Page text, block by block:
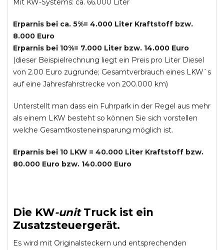
Mit KW-Systems: ca. 66.000 Liter
Erparnis bei ca. 5%= 4.000 Liter Kraftstoff bzw.
8.000 Euro
Erparnis bei 10%= 7.000 Liter bzw. 14.000 Euro
(dieser Beispielrechnung liegt ein Preis pro Liter Diesel
von 2.00 Euro zugrunde; Gesamtverbrauch eines LKW`s
auf eine Jahresfahrstrecke von 200.000 km)
Unterstellt man dass ein Fuhrpark in der Regel aus mehr
als einem LKW besteht so können Sie sich vorstellen
welche Gesamtkosteneinsparung möglich ist.
Erparnis bei 10 LKW = 40.000 Liter Kraftstoff bzw.
80.000 Euro bzw. 140.000 Euro
Die KW-unit Truckist ein
Zusatzsteuergerät.
Es wird mit Originalsteckern und entsprechenden